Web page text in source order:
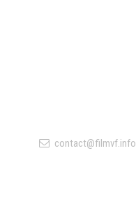
contact@filmvf.info